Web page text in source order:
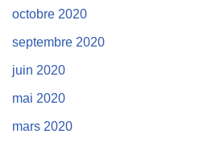
octobre 2020
septembre 2020
juin 2020
mai 2020
mars 2020